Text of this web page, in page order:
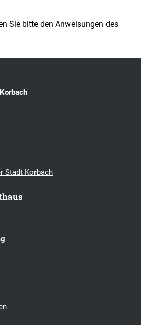
Sie bitte den Anweisungen des
Stadt Korbach